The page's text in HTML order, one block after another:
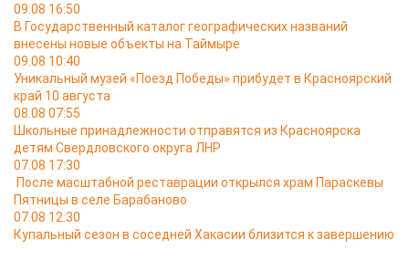
09.08 16:50
В Государственный каталог географических названий
внесены новые объекты на Таймыре
09.08 10:40
Уникальный музей «Поезд Победы» прибудет в Красноярский
край 10 августа
08.08 07:55
Школьные принадлежности отправятся из Красноярска
детям Свердловского округа ЛНР
07.08 17:30
После масштабной реставрации открылся храм Параскевы
Пятницы в селе Барабаново
07.08 12:30
Купальный сезон в соседней Хакасии близится к завершению